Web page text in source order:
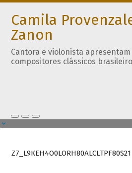
Camila
Zanon
Cantora e violonista
compositores clássicos
Z7_L9KEH4O0LORH80ALCLTPF80S21